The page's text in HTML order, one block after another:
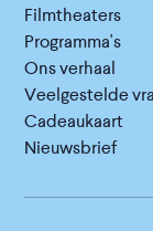
Filmtheaters
Programma's
Ons verhaal
Veelgestelde
Cadeaukaart
Nieuwsbrief